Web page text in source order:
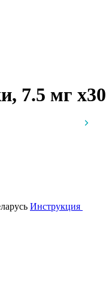
7.5 мг x30
Инструкция